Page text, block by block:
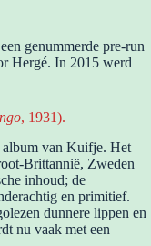
genummerde pre-run
Hergé. In 2015 werd
, 1931).
album van Kuifje. Het
Brittannië, Zweden
inhoud; de
en primitief.
dunnere lippen en
nu vaak met een